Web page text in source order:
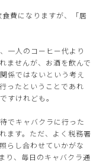
費になりますが、「居
一人のコーヒー代より
ませんが、お酒を飲んで
係ではないという考え
ったということであれ
すけれども。
でキャバクラに行った
ます。ただ、よく税務署
らし合わせていかがな
り、毎日のキャバクラ通